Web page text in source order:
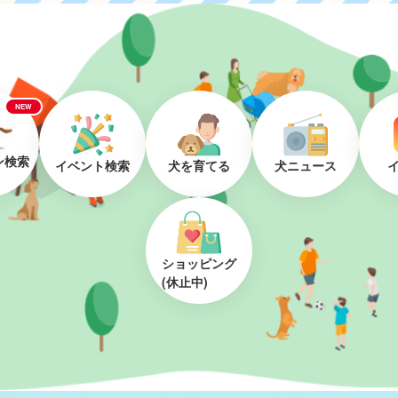
NEW
検索 イベント検索 犬を育てる 犬ニュース
ショッピング
(休止中)